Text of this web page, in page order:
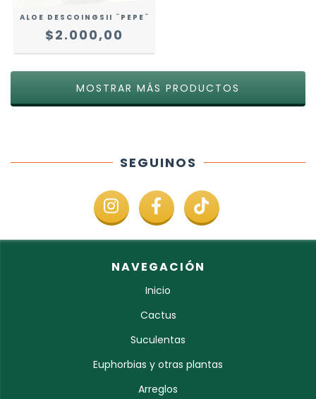
ALOE DESCOINGSII ¨PEPE¨
$2.000,00
MOSTRAR MÁS PRODUCTOS
SEGUINOS
NAVEGACIÓN
Inicio
Cactus
Suculentas
Euphorbias y otras plantas
Arreglos